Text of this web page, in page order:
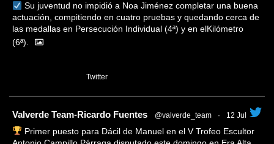
Su juventud no impidió a Noa Jiménez completar una buena
actuación, compitiendo en cuatro pruebas y quedando cerca de
las medallas en Persecución Individual (4ª) y en elKilómetro
(6ª).
Twitter
Valverde Team-Ricardo Fuentes @valverde_team · 12 Jul
Primer puesto para Dácil de Manuel en el V Trofeo Escultor